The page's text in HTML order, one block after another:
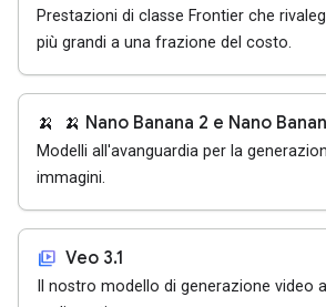
Prestazioni di classe Frontier che
più grandi a una frazione del costo.
🍌 🍌 Nano Banana 2 e Nano
Modelli all'avanguardia per la
immagini.
video_library Veo 3.1
Il nostro modello di generazione video